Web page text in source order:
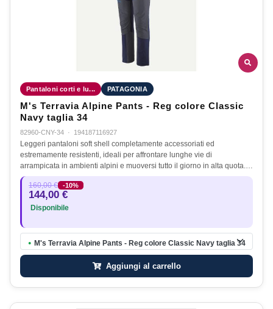
Pantaloni corti e lu... PATAGONIA
M's Terravia Alpine Pants - Reg colore Classic
Navy taglia 34
82960-CNY-34 · 194187116927
Leggeri pantaloni soft shell completamente accessoriati ed
estremamente resistenti, ideali per affrontare lunghe vie di
arrampicata in ambienti alpini e muoversi tutto il giorno in alta quota.…
160,00 € -10%
144,00 €
Disponibile
● M's Terravia Alpine Pants - Reg colore Classic Navy taglia 34
Aggiungi al carrello